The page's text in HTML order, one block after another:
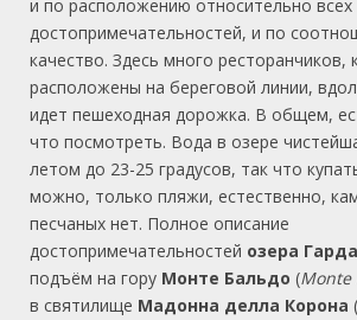
и по расположению относительно всех
достопримечательностей, и по
качество. Здесь много ресторанчиков,
расположены на береговой линии,
идет пешеходная дорожка. В общем,
что посмотреть. Вода в озере
летом до 23-25 градусов, так что
можно, только пляжи, естественно,
песчаных нет. Полное описание
достопримечательностей озера Гарда
подъём на гору Монте Бальдо (Monte
в святилище Мадонна делла Корона